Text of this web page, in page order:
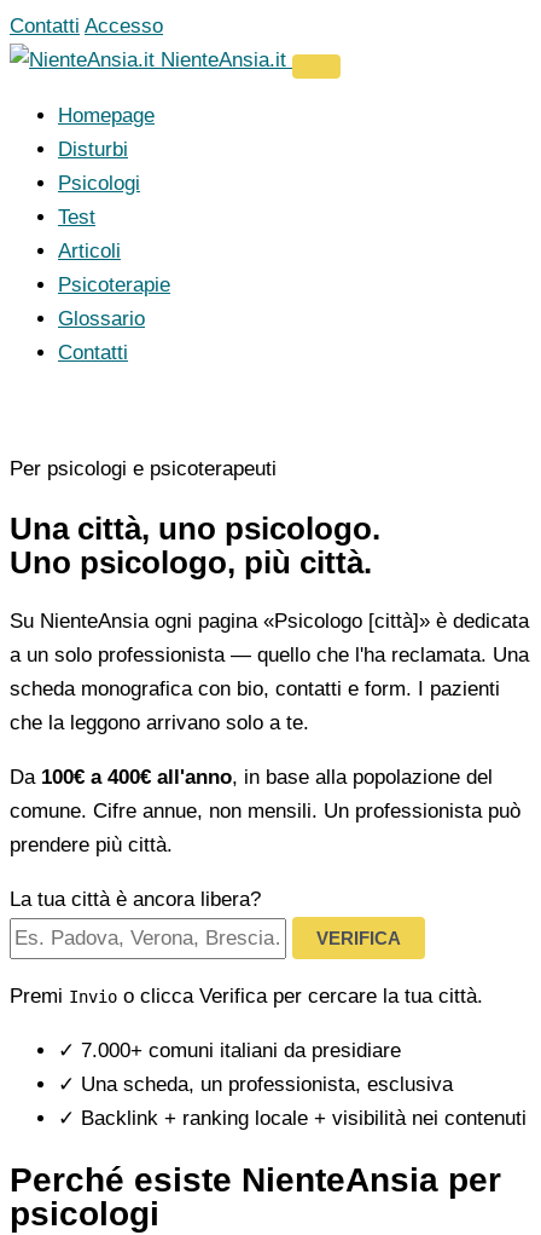
Vai
al
Contatti Accesso
NienteAnsia.it
Homepage
Disturbi
Psicologi
Test
Articoli
Psicoterapie
Glossario
Contatti
Per psicologi e psicoterapeuti
Una città, uno psicologo.
Uno psicologo, più città.
Su NienteAnsia ogni pagina «Psicologo [città]» è dedicata
a un solo professionista — quello che l'ha reclamata. Una
scheda monografica con bio, contatti e form. I pazienti
che la leggono arrivano solo a te.
Da 100€ a 400€ all'anno, in base alla popolazione del
comune. Cifre annue, non mensili. Un professionista può
prendere più città.
La tua città è ancora libera?
VERIFICA
Premi Invio o clicca Verifica per cercare la tua città.
✓ 7.000+ comuni italiani da presidiare
✓ Una scheda, un professionista, esclusiva
✓ Backlink + ranking locale + visibilità nei contenuti
Perché esiste NienteAnsia per
psicologi